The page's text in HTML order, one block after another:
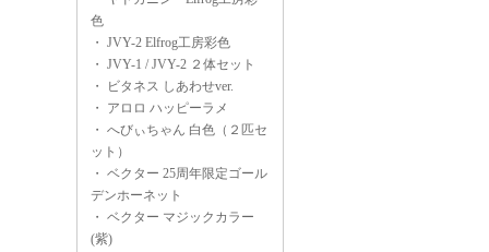
色
・ JVY-2 Elfrog工房彩色
・ JVY-1 / JVY-2 ２体セット
・
ビタネス しあわせver.
・ アロロ ハッピーラメ
・ へびぃちゃん 白色（２匹セ
ット）
・ ベクター 25周年限定ゴール
デンホーネット
・ ベクター マジックカラー
(紫)